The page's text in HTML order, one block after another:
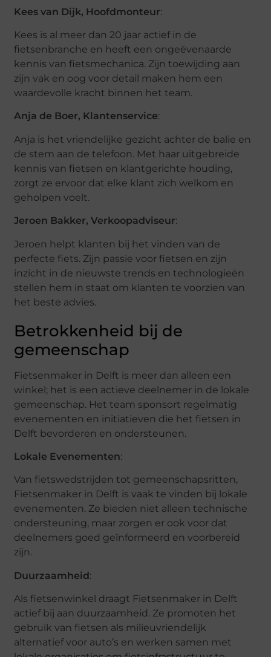
Kees van Dijk, Hoofdmonteur:
Kees is al meer dan 20 jaar actief in de
fietsenbranche en heeft een ongeëvenaarde
kennis van fietsmechanica. Zijn toewijding aan
zijn vak en oog voor detail maken hem een
waardevolle kracht binnen het team.
Anja de Boer, Klantenservice:
Anja is het vriendelijke gezicht achter de balie en
de stem aan de telefoon. Met haar uitgebreide
kennis van fietsen en klantgerichte houding,
zorgt ze ervoor dat elke klant zich welkom en
geholpen voelt.
Jeroen Bakker, Verkoopadviseur:
Jeroen helpt klanten bij het vinden van de
perfecte fiets. Zijn passie voor fietsen en zijn
inzicht in de nieuwste trends en technologieën
stellen hem in staat om klanten te voorzien van
het beste advies.
Betrokkenheid bij de
gemeenschap
Fietsenmaker in Delft is meer dan alleen een
winkel; het is een actieve deelnemer in de lokale
gemeenschap. Het team sponsort regelmatig
evenementen en initiatieven die het fietsen in
Delft bevorderen en ondersteunen.
Lokale Evenementen:
Van fietswedstrijden tot gemeenschapsritten,
Fietsenmaker in Delft is vaak te vinden bij lokale
evenementen. Ze bieden niet alleen technische
ondersteuning, maar zorgen er ook voor dat
deelnemers goed geïnformeerd en voorbereid
zijn.
Duurzaamheid:
Als fietsenwinkel draagt Fietsenmaker in Delft
actief bij aan duurzaamheid. Ze promoten het
gebruik van fietsen als milieuvriendelijk
alternatief voor auto’s en werken samen met